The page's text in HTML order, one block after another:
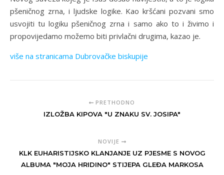
pšeničnog zrna, i ljudske logike. Kao kršćani pozvani smo
usvojiti tu logiku pšeničnog zrna i samo ako to i živimo i
propovijedamo možemo biti privlačni drugima, kazao je.
više na stranicama Dubrovačke biskupije
PRETHODNO
IZLOŽBA KIPOVA "U ZNAKU SV. JOSIPA"
NOVIJE
KLK EUHARISTIJSKO KLANJANJE UZ PJESME S NOVOG
ALBUMA "MOJA HRIDINO" STIJEPA GLEĐA MARKOSA